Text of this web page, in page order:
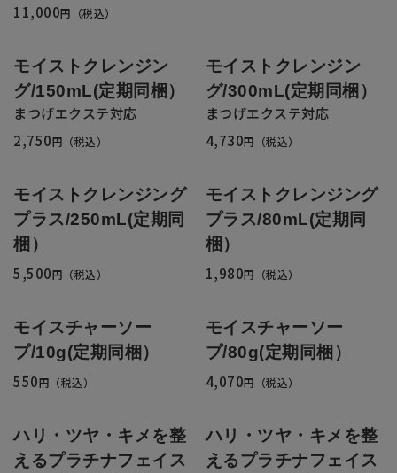
11,000円（税込）
モイストクレンジン
グ/150mL(定期同梱）
まつげエクステ対応
2,750円（税込）
モイストクレンジン
グ/300mL(定期同梱）
まつげエクステ対応
4,730円（税込）
モイストクレンジング
プラス/250mL(定期同
梱）
5,500円（税込）
モイストクレンジング
プラス/80mL(定期同
梱）
1,980円（税込）
モイスチャーソー
プ/10g(定期同梱）
550円（税込）
モイスチャーソー
プ/80g(定期同梱）
4,070円（税込）
ハリ・ツヤ・キメを整
えるプラチナフェイス
ハリ・ツヤ・キメを整
えるプラチナフェイス